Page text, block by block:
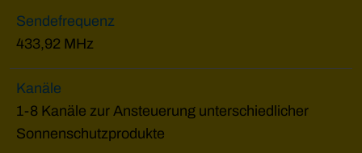
Sendefrequenz
433,92 MHz
Kanäle
1-8 Kanäle zur Ansteuerung unterschiedlicher
Sonnenschutzprodukte